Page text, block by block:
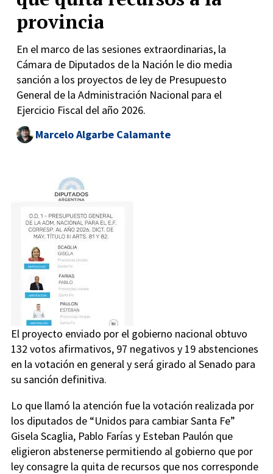
provincia
En el marco de las sesiones extraordinarias, la
Cámara de Diputados de la Nación le dio media
sanción a los proyectos de ley de Presupuesto
General de la Administración Nacional para el
Ejercicio Fiscal del año 2026.
Marcelo Algarbe Calamante
El proyecto enviado por el gobierno nacional obtuvo
132 votos afirmativos, 97 negativos y 19 abstenciones
en la votación en general y será girado al Senado para
su sanción definitiva.
Lo que llamó la atención fue la votación realizada por
los diputados de “Unidos para cambiar Santa Fe”
Gisela Scaglia, Pablo Farías y Esteban Paulón que
eligieron abstenerse permitiendo al gobierno que por
ley consagre la quita de recursos que nos corresponde